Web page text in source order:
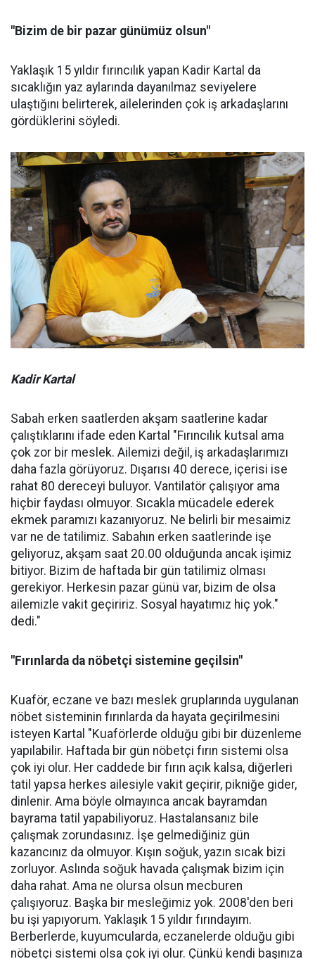
"Bizim de bir pazar günümüz olsun"
Yaklaşık 15 yıldır fırıncılık yapan Kadir Kartal da
sıcaklığın yaz aylarında dayanılmaz seviyelere
ulaştığını belirterek, ailelerinden çok iş arkadaşlarını
gördüklerini söyledi.
Kadir Kartal
Sabah erken saatlerden akşam saatlerine kadar
çalıştıklarını ifade eden Kartal "Fırıncılık kutsal ama
çok zor bir meslek. Ailemizi değil, iş arkadaşlarımızı
daha fazla görüyoruz. Dışarısı 40 derece, içerisi ise
rahat 80 dereceyi buluyor. Vantilatör çalışıyor ama
hiçbir faydası olmuyor. Sıcakla mücadele ederek
ekmek paramızı kazanıyoruz. Ne belirli bir mesaimiz
var ne de tatilimiz. Sabahın erken saatlerinde işe
geliyoruz, akşam saat 20.00 olduğunda ancak işimiz
bitiyor. Bizim de haftada bir gün tatilimiz olması
gerekiyor. Herkesin pazar günü var, bizim de olsa
ailemizle vakit geçiririz. Sosyal hayatımız hiç yok."
dedi."
"Fırınlarda da nöbetçi sistemine geçilsin"
Kuaför, eczane ve bazı meslek gruplarında uygulanan
nöbet sisteminin fırınlarda da hayata geçirilmesini
isteyen Kartal "Kuaförlerde olduğu gibi bir düzenleme
yapılabilir. Haftada bir gün nöbetçi fırın sistemi olsa
çok iyi olur. Her caddede bir fırın açık kalsa, diğerleri
tatil yapsa herkes ailesiyle vakit geçirir, pikniğe gider,
dinlenir. Ama böyle olmayınca ancak bayramdan
bayrama tatil yapabiliyoruz. Hastalansanız bile
çalışmak zorundasınız. İşe gelmediğiniz gün
kazancınız da olmuyor. Kışın soğuk, yazın sıcak bizi
zorluyor. Aslında soğuk havada çalışmak bizim için
daha rahat. Ama ne olursa olsun mecburen
çalışıyoruz. Başka bir mesleğimiz yok. 2008'den beri
bu işi yapıyorum. Yaklaşık 15 yıldır fırındayım.
Berberlerde, kuyumcularda, eczanelerde olduğu gibi
nöbetçi sistemi olsa çok iyi olur. Çünkü kendi başınıza